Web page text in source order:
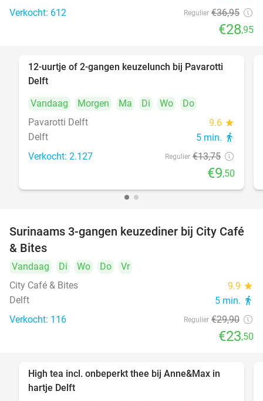
Verkocht: 612 Regulier €36,95
€28,95
31%
12-uurtje of 2-gangen keuzelunch bij Pavarotti
Delft
Vandaag
Morgen Ma Di Wo
Do
Pavarotti Delft
9.6 star
Delft 5 min. directions_walk
Verkocht: 2.127 Regulier €13,75
€9,50
21%
Surinaams 3-gangen keuzediner bij City Café
& Bites
Vandaag Di Wo Do
Vr
City Café & Bites
9.9 star
Delft 5 min. directions_walk
Verkocht: 116 Regulier €29,90
€23,50
29%
High tea incl. onbeperkt thee bij Anne&Max in
hartje Delft